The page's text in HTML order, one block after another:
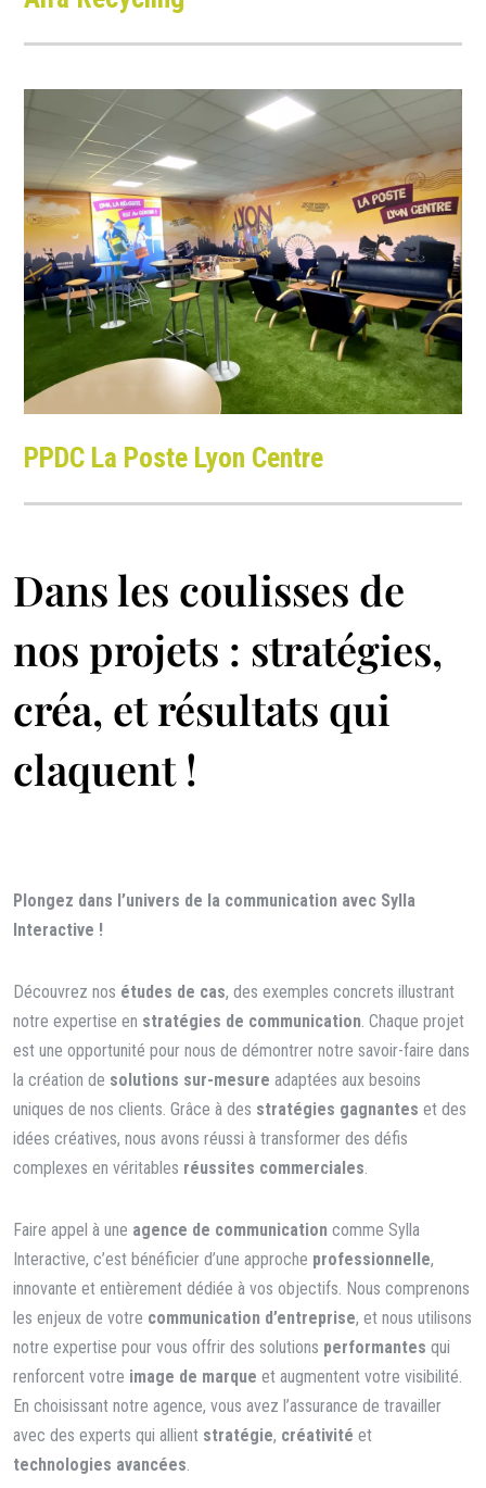
PPDC La Poste Lyon Centre
Dans les coulisses de
nos projets : stratégies,
créa, et résultats qui
claquent !
Plongez dans l’univers de la communication avec Sylla
Interactive !
Découvrez nos études de cas, des exemples concrets illustrant
notre expertise en stratégies de communication. Chaque projet
est une opportunité pour nous de démontrer notre savoir-faire dans
la création de solutions sur-mesure adaptées aux besoins
uniques de nos clients. Grâce à des stratégies gagnantes et des
idées créatives, nous avons réussi à transformer des défis
complexes en véritables réussites commerciales.
Faire appel à une agence de communication comme Sylla
Interactive, c’est bénéficier d’une approche professionnelle,
innovante et entièrement dédiée à vos objectifs. Nous comprenons
les enjeux de votre communication d’entreprise, et nous utilisons
notre expertise pour vous offrir des solutions performantes qui
renforcent votre image de marque et augmentent votre visibilité.
En choisissant notre agence, vous avez l’assurance de travailler
avec des experts qui allient stratégie, créativité et
technologies avancées.